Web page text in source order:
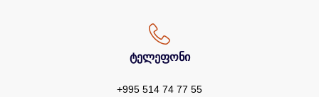
ტელეფონი
+995 514 74 77 55